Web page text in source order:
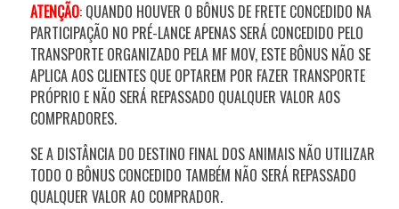
ATENÇÃO: QUANDO HOUVER O BÔNUS DE FRETE CONCEDIDO NA
PARTICIPAÇÃO NO PRÉ-LANCE APENAS SERÁ CONCEDIDO PELO
TRANSPORTE ORGANIZADO PELA MF MOV, ESTE BÔNUS NÃO SE
APLICA AOS CLIENTES QUE OPTAREM POR FAZER TRANSPORTE
PRÓPRIO E NÃO SERÁ REPASSADO QUALQUER VALOR AOS
COMPRADORES.
SE A DISTÂNCIA DO DESTINO FINAL DOS ANIMAIS NÃO UTILIZAR
TODO O BÔNUS CONCEDIDO TAMBÉM NÃO SERÁ REPASSADO
QUALQUER VALOR AO COMPRADOR.